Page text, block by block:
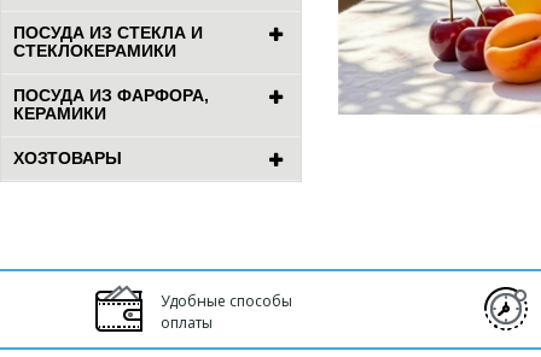
ПОСУДА ИЗ СТЕКЛА И
СТЕКЛОКЕРАМИКИ
ПОСУДА ИЗ ФАРФОРА,
КЕРАМИКИ
ХОЗТОВАРЫ
Удобные способы
оплаты